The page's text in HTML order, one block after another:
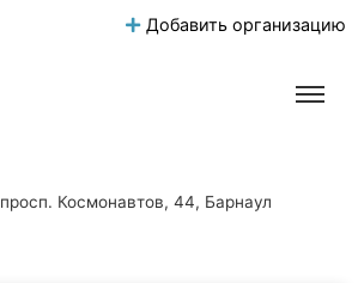
Добавить организацию
просп. Космонавтов, 44, Барнаул